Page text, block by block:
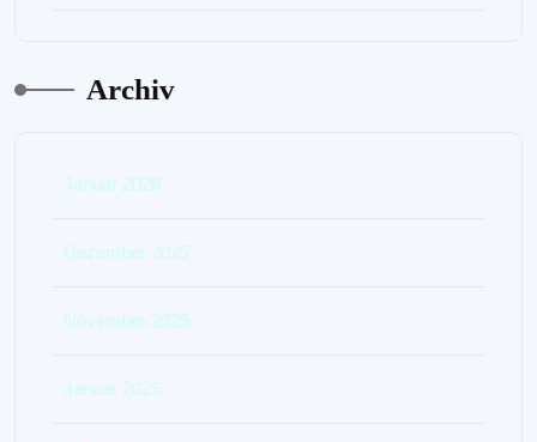
Archiv
Januar 2026
Dezember 2025
November 2025
Januar 2025